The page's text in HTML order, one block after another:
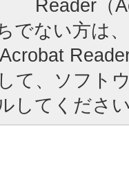
Reader（
でない方は
て、ソフト
してください